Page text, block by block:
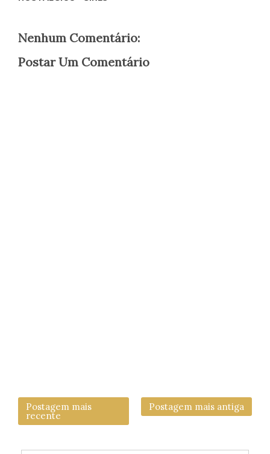
Nenhum Comentário:
Postar Um Comentário
Postagem mais
recente
Postagem mais antiga